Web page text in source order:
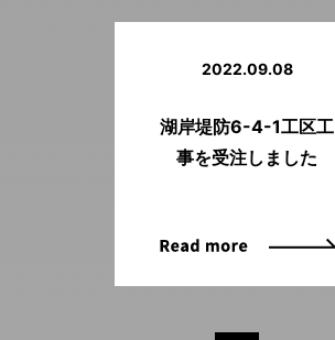
2022.09.08
湖岸堤防6-4-1工区工
事を受注しました